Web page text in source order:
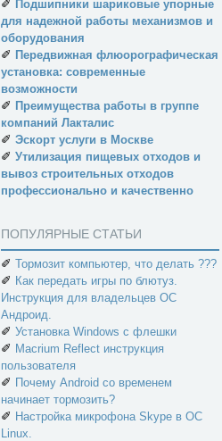
✐ Подшипники шариковые упорные
для надежной работы механизмов и
оборудования
✐ Передвижная флюорографическая
установка: современные
возможности
✐ Преимущества работы в группе
компаний Лакталис
✐ Эскорт услуги в Москве
✐ Утилизация пищевых отходов и
вывоз строительных отходов
профессионально и качественно
ПОПУЛЯРНЫЕ СТАТЬИ
✐ Тормозит компьютер, что делать ???
✐ Как передать игры по блютуз.
Инструкция для владельцев ОС
Андроид.
✐ Установка Windows с флешки
✐ Macrium Reflect инструкция
пользователя
✐ Почему Android со временем
начинает тормозить?
✐ Настройка микрофона Skype в ОС
Linux.